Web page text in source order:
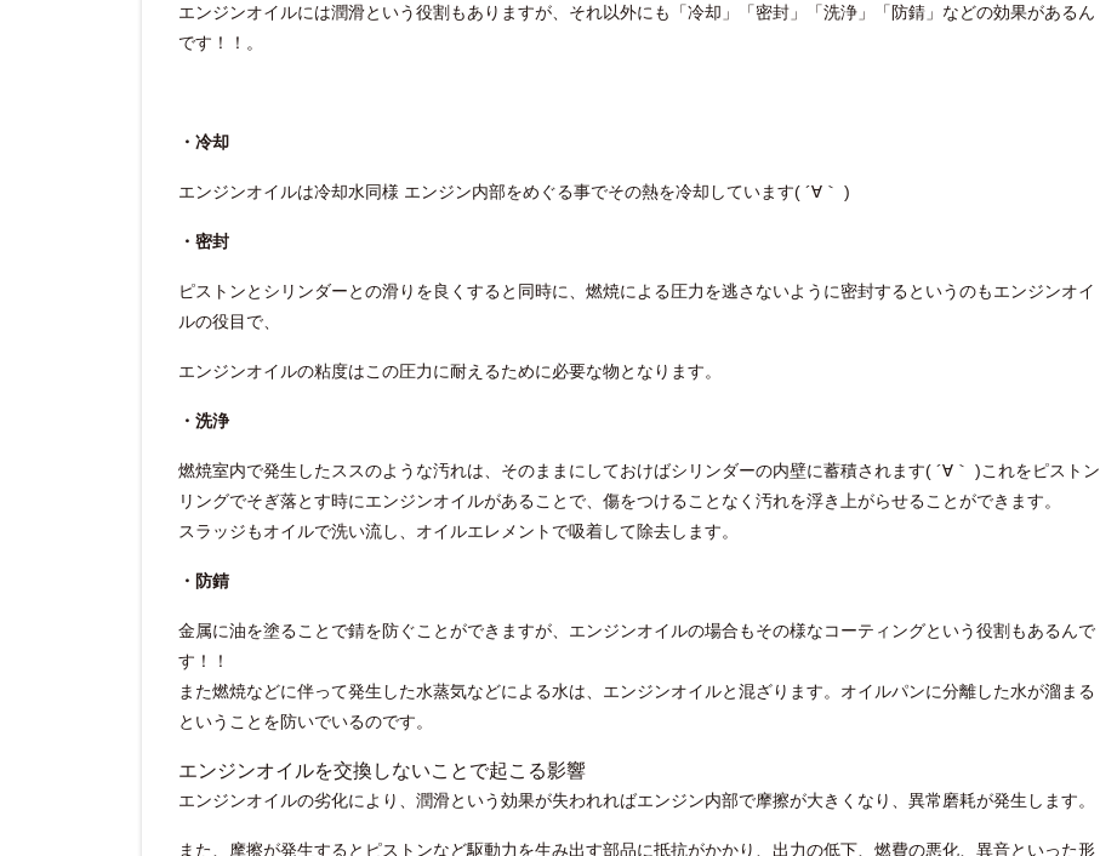
エンジンオイルには潤滑という役割もありますが、それ以外にも「冷却」「密封」「洗浄」「防錆」などの効果があるん
です！！。
・冷却
エンジンオイルは冷却水同様 エンジン内部をめぐる事でその熱を冷却しています( ´∀｀ )
・密封
ピストンとシリンダーとの滑りを良くすると同時に、燃焼による圧力を逃さないように密封するというのもエンジンオイ
ルの役目で、
エンジンオイルの粘度はこの圧力に耐えるために必要な物となります。
・洗浄
燃焼室内で発生したススのような汚れは、そのままにしておけばシリンダーの内壁に蓄積されます( ´∀｀ )これをピストン
リングでそぎ落とす時にエンジンオイルがあることで、傷をつけることなく汚れを浮き上がらせることができます。
スラッジもオイルで洗い流し、オイルエレメントで吸着して除去します。
・防錆
金属に油を塗ることで錆を防ぐことができますが、エンジンオイルの場合もその様なコーティングという役割もあるんで
す！！
また燃焼などに伴って発生した水蒸気などによる水は、エンジンオイルと混ざります。オイルパンに分離した水が溜まる
ということを防いでいるのです。
エンジンオイルを交換しないことで起こる影響
エンジンオイルの劣化により、潤滑という効果が失われればエンジン内部で摩擦が大きくなり、異常磨耗が発生します。
また、摩擦が発生するとピストンなど駆動力を生み出す部品に抵抗がかかり、出力の低下、燃費の悪化、異音といった形